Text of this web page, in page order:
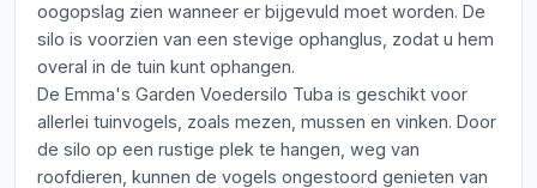
oogopslag zien wanneer er bijgevuld moet worden. De
silo is voorzien van een stevige ophanglus, zodat u hem
overal in de tuin kunt ophangen.
De Emma's Garden Voedersilo Tuba is geschikt voor
allerlei tuinvogels, zoals mezen, mussen en vinken. Door
de silo op een rustige plek te hangen, weg van
roofdieren, kunnen de vogels ongestoord genieten van